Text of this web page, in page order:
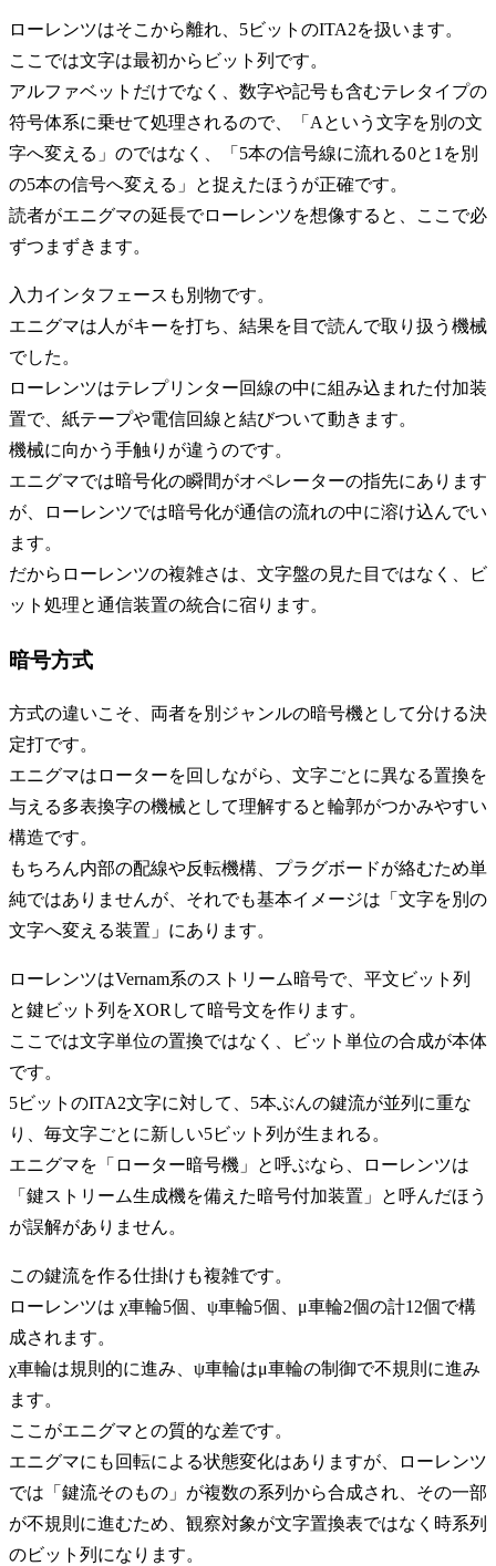
ローレンツはそこから離れ、5ビットのITA2を扱います。
ここでは文字は最初からビット列です。
アルファベットだけでなく、数字や記号も含むテレタイプの
符号体系に乗せて処理されるので、「Aという文字を別の文
字へ変える」のではなく、「5本の信号線に流れる0と1を別
の5本の信号へ変える」と捉えたほうが正確です。
読者がエニグマの延長でローレンツを想像すると、ここで必
ずつまずきます。
入力インタフェースも別物です。
エニグマは人がキーを打ち、結果を目で読んで取り扱う機械
でした。
ローレンツはテレプリンター回線の中に組み込まれた付加装
置で、紙テープや電信回線と結びついて動きます。
機械に向かう手触りが違うのです。
エニグマでは暗号化の瞬間がオペレーターの指先にあります
が、ローレンツでは暗号化が通信の流れの中に溶け込んでい
ます。
だからローレンツの複雑さは、文字盤の見た目ではなく、ビ
ット処理と通信装置の統合に宿ります。
暗号方式
方式の違いこそ、両者を別ジャンルの暗号機として分ける決
定打です。
エニグマはローターを回しながら、文字ごとに異なる置換を
与える多表換字の機械として理解すると輪郭がつかみやすい
構造です。
もちろん内部の配線や反転機構、プラグボードが絡むため単
純ではありませんが、それでも基本イメージは「文字を別の
文字へ変える装置」にあります。
ローレンツはVernam系のストリーム暗号で、平文ビット列
と鍵ビット列をXORして暗号文を作ります。
ここでは文字単位の置換ではなく、ビット単位の合成が本体
です。
5ビットのITA2文字に対して、5本ぶんの鍵流が並列に重な
り、毎文字ごとに新しい5ビット列が生まれる。
エニグマを「ローター暗号機」と呼ぶなら、ローレンツは
「鍵ストリーム生成機を備えた暗号付加装置」と呼んだほう
が誤解がありません。
この鍵流を作る仕掛けも複雑です。
ローレンツは χ車輪5個、ψ車輪5個、μ車輪2個の計12個で構
成されます。
χ車輪は規則的に進み、ψ車輪はμ車輪の制御で不規則に進み
ます。
ここがエニグマとの質的な差です。
エニグマにも回転による状態変化はありますが、ローレンツ
では「鍵流そのもの」が複数の系列から合成され、その一部
が不規則に進むため、観察対象が文字置換表ではなく時系列
のビット列になります。